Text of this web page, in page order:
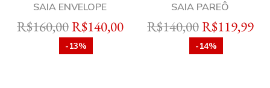
SAIA ENVELOPE
R$160,00R$140,00
-13%
SAIA PAREÔ
R$140,00R$119,99
-14%